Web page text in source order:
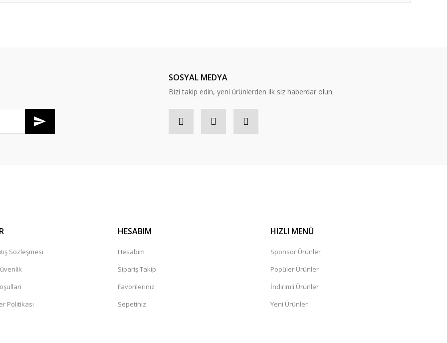
SOSYAL MEDYA
Bizi takip edin, yeni ürünlerden ilk siz haberdar olun.
Sözleşmesi
Politikası
HESABIM
Hesabım
Sipariş Takip
Favorileriniz
Sepetiniz
HIZLI MENÜ
Sponsor Ürünler
Popüler Ürünler
İndirimli Ürünler
Yeni Ürünler